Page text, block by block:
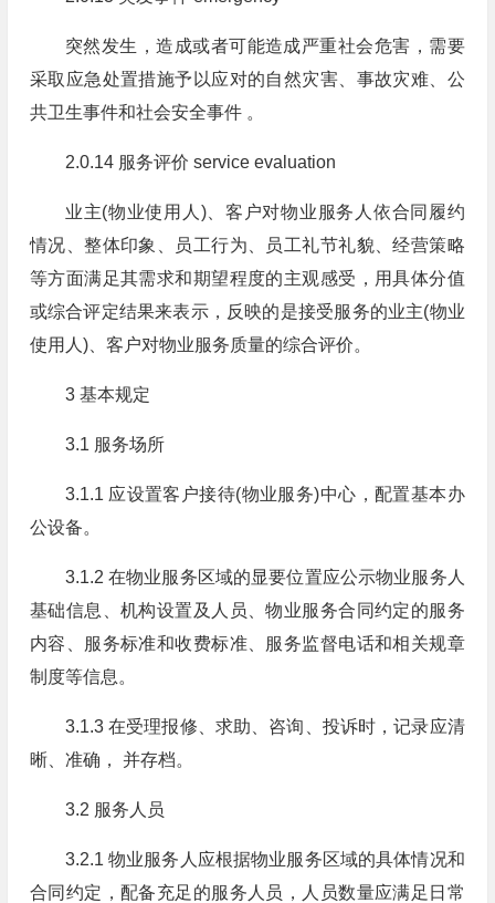
突然发生，造成或者可能造成严重社会危害，需要
采取应急处置措施予以应对的自然灾害、事故灾难、公
共卫生事件和社会安全事件 。
2.0.14 服务评价 service evaluation
业主(物业使用人)、客户对物业服务人依合同履约
情况、整体印象、员工行为、员工礼节礼貌、经营策略
等方面满足其需求和期望程度的主观感受，用具体分值
或综合评定结果来表示，反映的是接受服务的业主(物业
使用人)、客户对物业服务质量的综合评价。
3 基本规定
3.1 服务场所
3.1.1 应设置客户接待(物业服务)中心，配置基本办
公设备。
3.1.2 在物业服务区域的显要位置应公示物业服务人
基础信息、机构设置及人员、物业服务合同约定的服务
内容、服务标准和收费标准、服务监督电话和相关规章
制度等信息。
3.1.3 在受理报修、求助、咨询、投诉时，记录应清
晰、准确， 并存档。
3.2 服务人员
3.2.1 物业服务人应根据物业服务区域的具体情况和
合同约定，配备充足的服务人员，人员数量应满足日常